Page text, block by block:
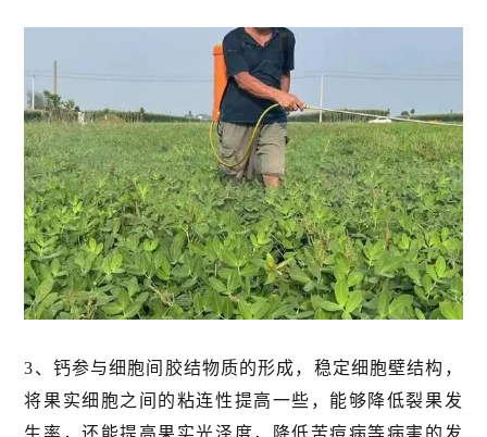
3、钙参与细胞间胶结物质的形成，稳定细胞壁结构，
将果实细胞之间的粘连性提高一些，能够降低裂果发
生率，还能提高果实光泽度，降低苦痘病等病害的发